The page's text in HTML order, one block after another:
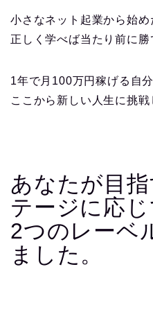
小さなネット起業から始め
正しく学べば当たり前に勝
1年で月100万円稼げる自
ここから新しい人生に挑戦
あなたが目
テージに応じ
2つのレーベ
ました。